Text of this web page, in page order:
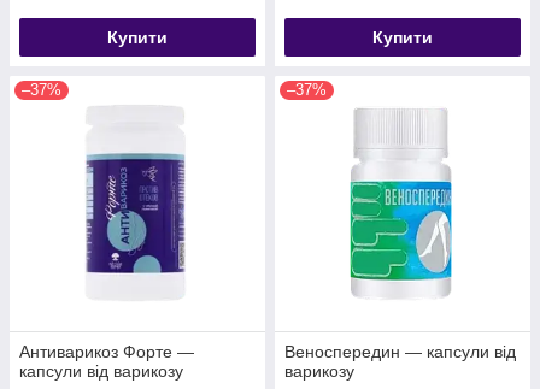
Купити Купити
–37%
Антиварикоз Форте —
капсули від варикозу
–37%
Веноспередин — капсули від
варикозу